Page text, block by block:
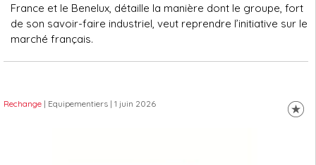
France et le Benelux, détaille la manière dont le groupe, fort
de son savoir-faire industriel, veut reprendre l’initiative sur le
marché français.
Rechange | Equipementiers | 1 juin 2026